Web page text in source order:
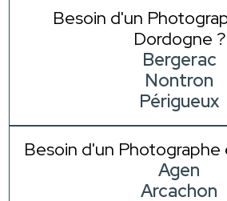
Besoin d'un
Dordogne ?
Bergerac
Nontron
Périgueux
Besoin d'un Photographe
Agen
Arcachon